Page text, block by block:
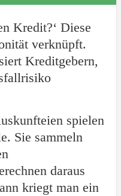
Kredit?‘ Diese
verknüpft.
Kreditgebern,
spielen
Sie sammeln
daraus
kriegt man ein